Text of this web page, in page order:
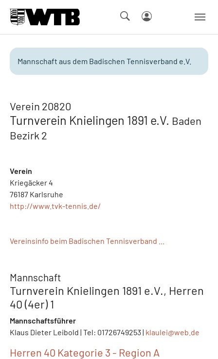
Mannschaft aus dem Badischen Tennisverband e.V.
Verein 20820
Turnverein Knielingen 1891 e.V. Baden
Bezirk 2
Verein
Kriegäcker 4
76187 Karlsruhe
http://www.tvk-tennis.de/
Vereinsinfo beim Badischen Tennisverband ...
Mannschaft
Turnverein Knielingen 1891 e.V., Herren
40 (4er) 1
Mannschaftsführer
Klaus Dieter Leibold | Tel: 01726749253 | klaulei@web.de
Herren 40 Kategorie 3 - Region A